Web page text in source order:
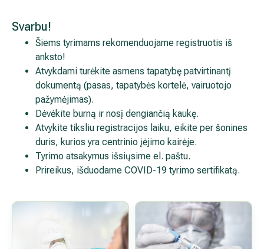
Svarbu!
Šiems tyrimams rekomenduojame registruotis iš anksto!
Atvykdami turėkite asmens tapatybę patvirtinantį
(pasas, tapatybės kortelė, vairuotojo pažymėjimas).
Dėvėkite burną ir nosį dengiančią kaukę.
Atvykite tiksliu registracijos laiku, eikite per šonines
yra centrinio įėjimo kairėje.
Tyrimo atsakymus išsiųsime el. paštu.
Prireikus, išduodame COVID-19 tyrimo sertifikatą.
Gastroenterologija (virškinimo ligos)
Abdominalinė (pilvo) ir bendroji chirurgija
Ausų, nosies, gerklės (LOR) ligų gydymas
Ortopedija-traumatologija
Išsiplėtusių kojų venų gydymas
Mamologija (Krūtų onkochirurgija)